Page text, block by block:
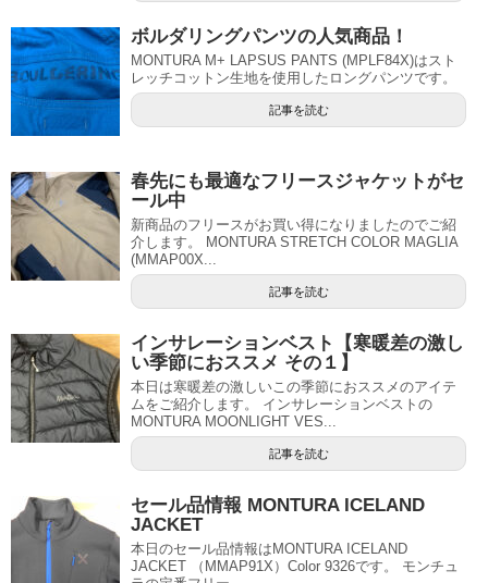
ボルダリングパンツの人気商品！
MONTURA M+ LAPSUS PANTS (MPLF84X)はスト
レッチコットン生地を使用したロングパンツです。
記事を読む
春先にも最適なフリースジャケットがセ
ール中
新商品のフリースがお買い得になりましたのでご紹
介します。 MONTURA STRETCH COLOR MAGLIA
(MMAP00X...
記事を読む
インサレーションベスト【寒暖差の激し
い季節におススメ その１】
本日は寒暖差の激しいこの季節におススメのアイテ
ムをご紹介します。 インサレーションベストの
MONTURA MOONLIGHT VES...
記事を読む
セール品情報 MONTURA ICELAND
JACKET
本日のセール品情報はMONTURA ICELAND
JACKET （MMAP91X）Color 9326です。 モンチュ